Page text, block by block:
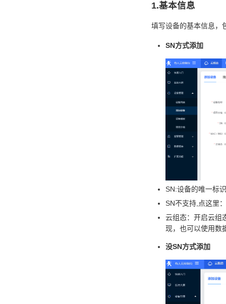
1.基本信息
填写设备的基本信息，
SN方式添加
SN:设备的唯一标
SN不支持,点这里
云组态：开启云组
现，也可以使用数
没SN方式添加